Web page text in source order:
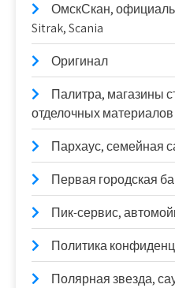
ОмскСкан,
Sitrak, Scania
Оригинал
Палитра, магазины
отделочных материалов
Пархаус, семейная
Первая городская
Пик-сервис,
Политика
Полярная звезда,